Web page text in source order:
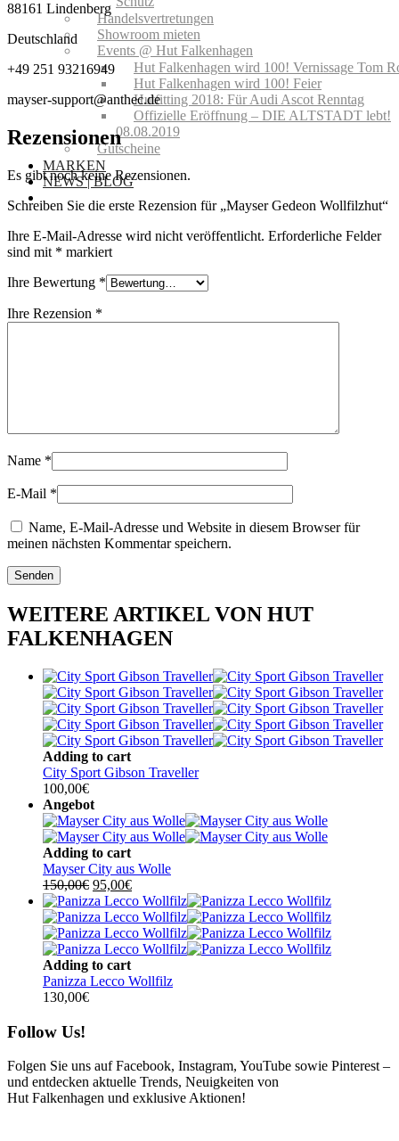
Handelsvertretungen
Showroom mieten
Events @ Hut Falkenhagen
Hut Falkenhagen wird 100! Vernissage Tom
Hut Falkenhagen wird 100! Feier
Hutfitting 2018: Für Audi Ascot Renntag
Offizielle Eröffnung – DIE ALTSTADT lebt!
08.08.2019
Gutscheine
MARKEN
NEWS | BLOG
88161 Lindenberg
Deutschland
+49 251 93216949
mayser-support@anthec.de
Rezensionen
Es gibt noch keine Rezensionen.
Schreiben Sie die erste Rezension für „Mayser Gedeon Wollfilzhut“
Ihre E-Mail-Adresse wird nicht veröffentlicht. Erforderliche Felder
sind mit * markiert
Ihre Bewertung *
Ihre Rezension *
Name *
E-Mail *
Name, E-Mail-Adresse und Website in diesem Browser für
meinen nächsten Kommentar speichern.
WEITERE ARTIKEL VON HUT
FALKENHAGEN
Adding to cart
City Sport Gibson Traveller
100,00€
Angebot
Adding to cart
Mayser City aus Wolle
150,00€ Ursprünglicher
Preis
war:
150,00€
95,00€Aktueller
Preis
ist:
95,00€.
Adding to cart
Panizza Lecco Wollfilz
130,00€
Follow Us!
Folgen Sie uns auf Facebook, Instagram, YouTube sowie Pinterest –
und entdecken aktuelle Trends, Neuigkeiten von
Hut Falkenhagen und exklusive Aktionen!